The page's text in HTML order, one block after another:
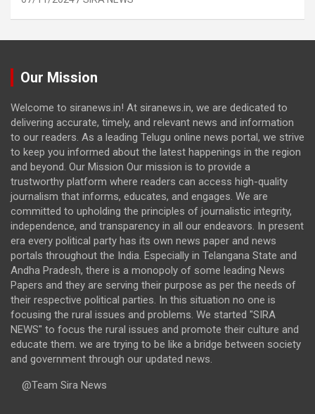
Our Mission
Welcome to siranews.in! At siranews.in, we are dedicated to
delivering accurate, timely, and relevant news and information
to our readers. As a leading Telugu online news portal, we strive
to keep you informed about the latest happenings in the region
and beyond. Our Mission Our mission is to provide a
trustworthy platform where readers can access high-quality
journalism that informs, educates, and engages. We are
committed to upholding the principles of journalistic integrity,
independence, and transparency in all our endeavors. In present
era every political party has its own news paper and news
portals throughout the India. Especially in Telangana State and
Andha Pradesh, there is a monopoly of some leading News
Papers and they are serving their purpose as per the needs of
their respective political parties. In this situation no one is
focusing the rural issues and problems. We started "SIRA
NEWS" to focus the rural issues and promote their culture and
educate them. we are trying to be like a bridge between society
and government through our updated news.
@Team Sira News